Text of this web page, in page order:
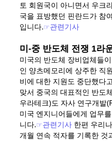
토 회원국이 아니면서 우크
국을 표방했던 핀란드가 참
입니다.☞관련기사
미-중 반도체 전쟁 1라
미국의 반도체 장비업체들
인 양츠메모리에 상주한 직
비에 대한 지원도 중단했다
맞서 중국의 대표적인 반도
우라테크)도 자사 연구개발
미국 엔지니어들에게 업무
니다.☞관련기사 한편 우리
개월 연속 적자를 기록한 것